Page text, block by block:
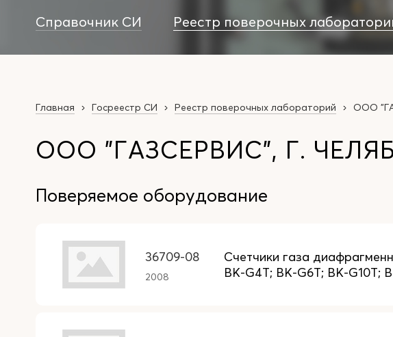
Справочник СИ Реестр поверочных
Главная Госреестр СИ Реестр поверочных лабораторий ООО
ООО "ГАЗСЕРВИС", Г.
Поверяемое оборудование
36709-08
2008
Счетчики газа
BK-G4T; BK-G6T; BK-G10T;